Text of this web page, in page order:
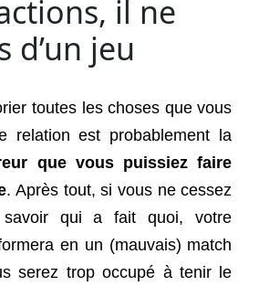
il ne
d’un jeu
toutes les choses que vous
relation est probablement la
que vous puissiez faire
. Après tout, si vous ne cessez
qui a fait quoi, votre
en un (mauvais) match
serez trop occupé à tenir le